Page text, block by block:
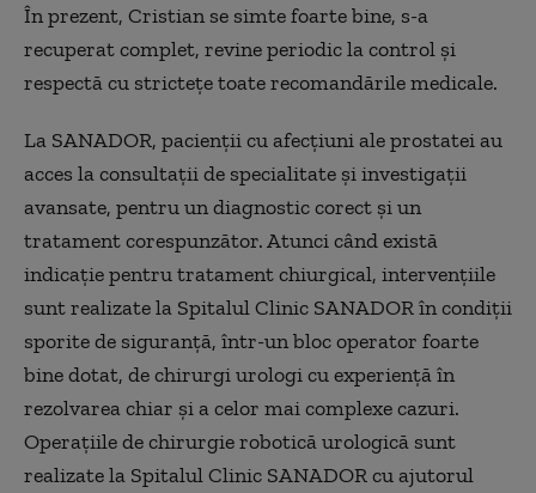
În prezent, Cristian se simte foarte bine, s-a
recuperat complet, revine periodic la control și
respectă cu strictețe toate recomandările medicale.
La SANADOR, pacienții cu afecțiuni ale prostatei au
acces la consultații de specialitate și investigații
avansate, pentru un diagnostic corect și un
tratament corespunzător. Atunci când există
indicație pentru tratament chiurgical, intervențiile
sunt realizate la Spitalul Clinic SANADOR în condiții
sporite de siguranță, într-un bloc operator foarte
bine dotat, de chirurgi urologi cu experiență în
rezolvarea chiar și a celor mai complexe cazuri.
Operațiile de chirurgie robotică urologică sunt
realizate la Spitalul Clinic SANADOR cu ajutorul